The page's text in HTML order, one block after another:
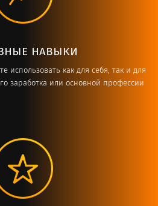
навыки
как для себя, так и для
заработка или основной профессии